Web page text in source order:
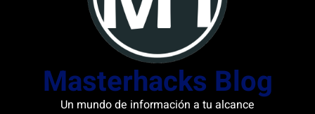
Masterhacks Blog
Un mundo de información a tu alcance